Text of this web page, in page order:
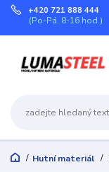
+420 721 888 444
(Po-Pá, 8-16 hod.)
Hutní materiál